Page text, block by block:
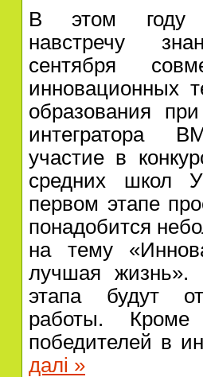
В этом году
навстречу
сентября
инновационных
образования
интегратора
участие в
средних школ
первом этапе
понадобится
на тему
лучшая жизнь».
этапа будут
работы.
победителей в
далі »